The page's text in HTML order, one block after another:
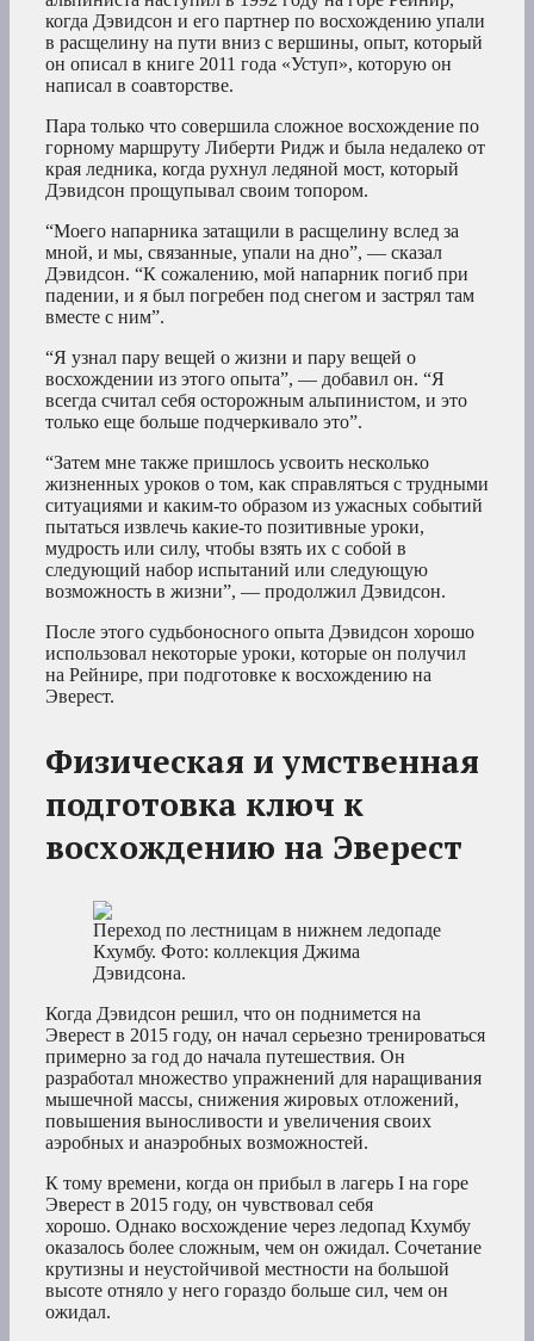
когда Дэвидсон и его партнер по восхождению упали
в расщелину на пути вниз с вершины, опыт, который
он описал в книге 2011 года «Уступ», которую он
написал в соавторстве.
Пара только что совершила сложное восхождение по
горному маршруту Либерти Ридж и была недалеко от
края ледника, когда рухнул ледяной мост, который
Дэвидсон прощупывал своим топором.
“Моего напарника затащили в расщелину вслед за
мной, и мы, связанные, упали на дно”, — сказал
Дэвидсон. “К сожалению, мой напарник погиб при
падении, и я был погребен под снегом и застрял там
вместе с ним”.
“Я узнал пару вещей о жизни и пару вещей о
восхождении из этого опыта”, — добавил он. “Я
всегда считал себя осторожным альпинистом, и это
только еще больше подчеркивало это”.
“Затем мне также пришлось усвоить несколько
жизненных уроков о том, как справляться с трудными
ситуациями и каким-то образом из ужасных событий
пытаться извлечь какие-то позитивные уроки,
мудрость или силу, чтобы взять их с собой в
следующий набор испытаний или следующую
возможность в жизни”, — продолжил Дэвидсон.
После этого судьбоносного опыта Дэвидсон хорошо
использовал некоторые уроки, которые он получил
на Рейнире, при подготовке к восхождению на
Эверест.
Физическая и умственная
подготовка ключ к
восхождению на Эверест
Переход по лестницам в нижнем ледопаде
Кхумбу. Фото: коллекция Джима
Дэвидсона.
Когда Дэвидсон решил, что он поднимется на
Эверест в 2015 году, он начал серьезно тренироваться
примерно за год до начала путешествия. Он
разработал множество упражнений для наращивания
мышечной массы, снижения жировых отложений,
повышения выносливости и увеличения своих
аэробных и анаэробных возможностей.
К тому времени, когда он прибыл в лагерь I на горе
Эверест в 2015 году, он чувствовал себя
хорошо. Однако восхождение через ледопад Кхумбу
оказалось более сложным, чем он ожидал. Сочетание
крутизны и неустойчивой местности на большой
высоте отняло у него гораздо больше сил, чем он
ожидал.